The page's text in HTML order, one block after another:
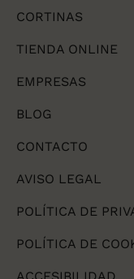
CORTINAS
TIENDA ONLINE
EMPRESAS
BLOG
CONTACTO
AVISO LEGAL
POLÍTICA DE
POLÍTICA DE